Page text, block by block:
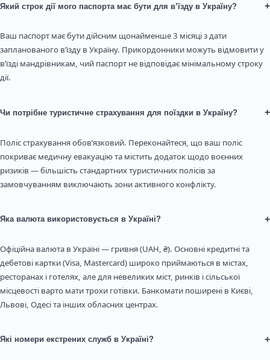
Який строк дії мого паспорта має бути для в’їзду в Україну? +
Ваш паспорт має бути дійсним щонайменше 3 місяці з дати
запланованого в’їзду в Україну. Прикордонники можуть відмовити у
в’їзді мандрівникам, чий паспорт не відповідає мінімальному строку
дії.
Чи потрібне туристичне страхування для поїздки в Україну? +
Поліс страхування обов’язковий. Переконайтеся, що ваш поліс
покриває медичну евакуацію та містить додаток щодо воєнних
ризиків — більшість стандартних туристичних полісів за
замовчуванням виключають зони активного конфлікту.
Яка валюта використовується в Україні? +
Офіційна валюта в Україні — гривня (UAH, ₴). Основні кредитні та
дебетові картки (Visa, Mastercard) широко приймаються в містах,
ресторанах і готелях, але для невеликих міст, ринків і сільської
місцевості варто мати трохи готівки. Банкомати поширені в Києві,
Львові, Одесі та інших обласних центрах.
Які номери екстрених служб в Україні? +